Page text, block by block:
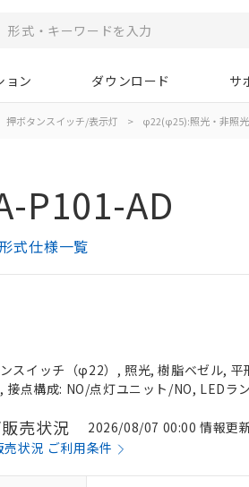
ョン ダウンロード サ
押ボタンスイッチ/表示灯 > φ22(φ25):照光・非照
P101-AD
式仕様一覧
スイッチ（φ22）, 照光, 樹脂ベゼル,
接点構成: NO/点灯ユニット/NO, LEDラ
売状況
2026/08/07 00:00 情報更
状況 ご利用条件